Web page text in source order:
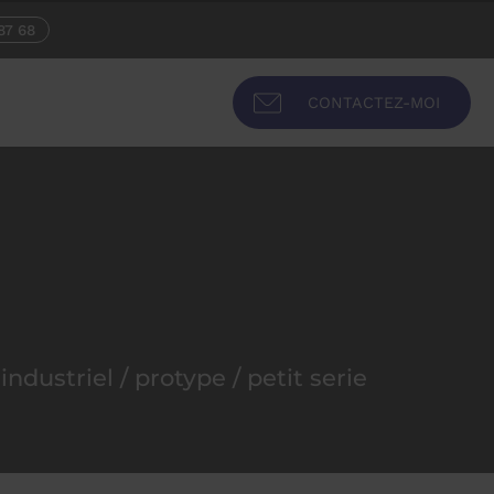
68
/ protype / petit serie
CONTACTEZ-MOI